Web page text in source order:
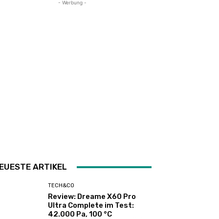
- Werbung -
ARTIKEL
TECH&CO
Review: Dreame X60 Pro
Ultra Complete im Test:
42.000 Pa, 100 °C